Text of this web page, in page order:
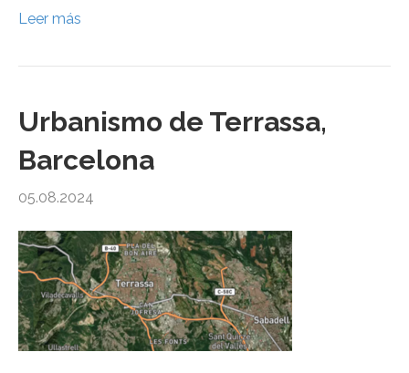
Leer más
Urbanismo de Terrassa,
Barcelona
05.08.2024